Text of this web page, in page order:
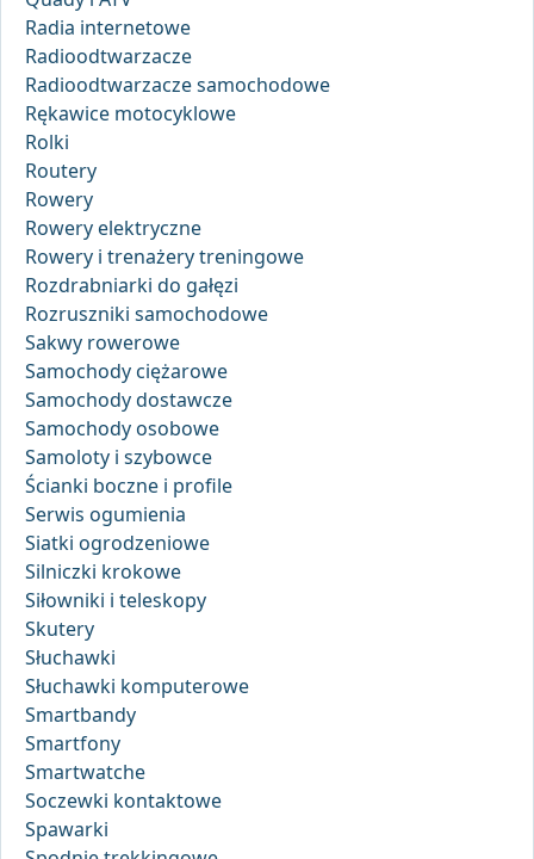
Radia internetowe
Radioodtwarzacze
Radioodtwarzacze samochodowe
Rękawice motocyklowe
Rolki
Routery
Rowery
Rowery elektryczne
Rowery i trenażery treningowe
Rozdrabniarki do gałęzi
Rozruszniki samochodowe
Sakwy rowerowe
Samochody ciężarowe
Samochody dostawcze
Samochody osobowe
Samoloty i szybowce
Ścianki boczne i profile
Serwis ogumienia
Siatki ogrodzeniowe
Silniczki krokowe
Siłowniki i teleskopy
Skutery
Słuchawki
Słuchawki komputerowe
Smartbandy
Smartfony
Smartwatche
Soczewki kontaktowe
Spawarki